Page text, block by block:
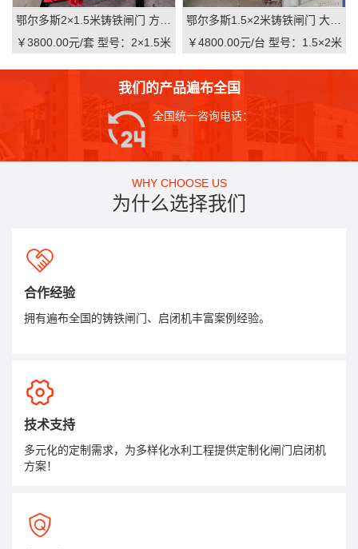
￥3800.00元/套 型号：2×1.5米
￥4800.00元/台 型号：1.5×2米
我们的产品遍布全国
全国统一咨询电话：
WHY CHOOSE US
为什么选择我们
合作经验
拥有遍布全国的铸铁闸门、启闭机丰富案例经验。
技术支持
多元化的定制需求，为多样化水利工程提供定制化闸门启闭机
方案！